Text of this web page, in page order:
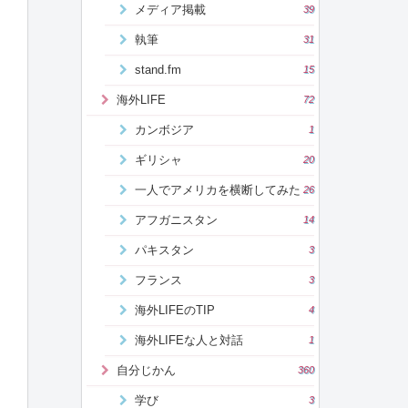
メディア掲載 39
執筆 31
stand.fm 15
海外LIFE 72
カンボジア 1
ギリシャ 20
一人でアメリカを横断してみた 26
アフガニスタン 14
パキスタン 3
フランス 3
海外LIFEのTIP 4
海外LIFEな人と対話 1
自分じかん 360
学び 3